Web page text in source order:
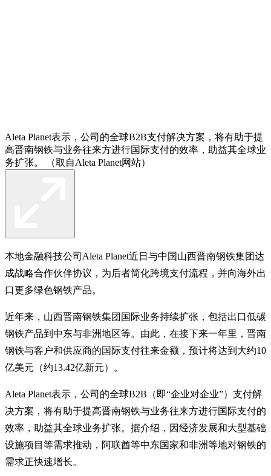
Aleta Planet表示，公司的全球B2B支付解决方案，将有助于提
高晋南钢铁与业务往来方进行国际支付的效率，助益其全球业
务扩张。 （取自Aleta Planet网站）
本地金融科技公司Aleta Planet近日与中国山西晋南钢铁集团达
成战略合作伙伴协议，为后者简化跨境支付流程，并向海外出
口更多绿色钢铁产品。
近年来，山西晋南钢铁集团国际业务持续扩张，包括出口低碳
钢铁产品到中东与非洲地区等。由此，在接下来一年里，晋南
钢铁与客户和供应商的国际支付往来金额，预计将达到大约10
亿美元（约13.42亿新元）。
Aleta Planet表示，公司的全球B2B（即“企业对企业”）支付解
决方案，将有助于提高晋南钢铁与业务往来方进行国际支付的
效率，助益其全球业务扩张。据介绍，因经济发展和大型基础
设施项目等需求推动，阿联酋等中东国家和非洲等地对钢铁的
需求正快速增长。